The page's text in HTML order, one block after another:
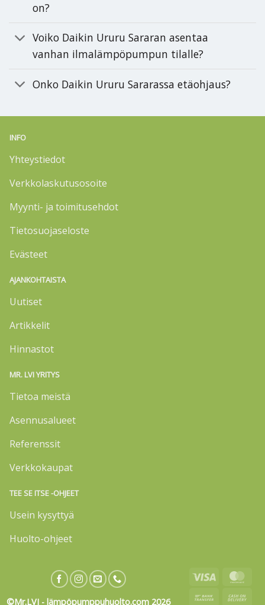
on?
Voiko Daikin Ururu Sararan asentaa
vanhan ilmalämpöpumpun tilalle?
Onko Daikin Ururu Sararassa etäohjaus?
INFO
Yhteystiedot
Verkkolaskutusosoite
Myynti- ja toimitusehdot
Tietosuojaseloste
Evästeet
AJANKOHTAISTA
Uutiset
Artikkelit
Hinnastot
MR. LVI YRITYS
Tietoa meistä
Asennusalueet
Referenssit
Verkkokaupat
TEE SE ITSE -OHJEET
Usein kysyttyä
Huolto-ohjeet
©Mr.LVI - lämpöpumppuhuolto.com 2026
Visa
Bank